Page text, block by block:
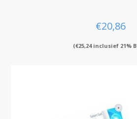
€20,86
(€25,24inclusief 21%